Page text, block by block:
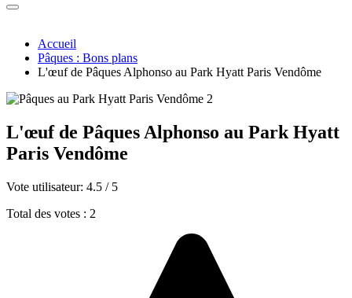
Accueil
Pâques : Bons plans
L'œuf de Pâques Alphonso au Park Hyatt Paris Vendôme
L'œuf de Pâques Alphonso au Park Hyatt
Paris Vendôme
Vote utilisateur: 4.5 / 5
Total des votes : 2